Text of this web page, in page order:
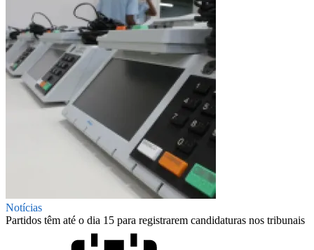
Notícias
Partidos têm até o dia 15 para registrarem candidaturas nos tribunais